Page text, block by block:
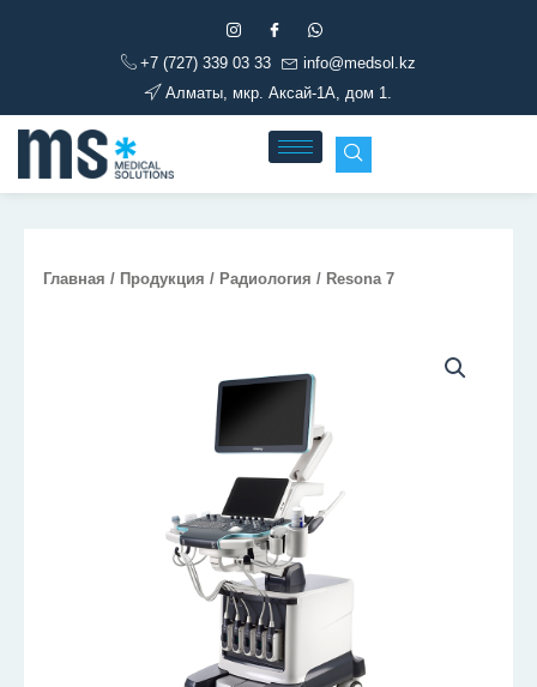
+7 (727) 339 03 33
info@medsol.kz
Алматы, мкр. Аксай-1А, дом 1.
Главная / Продукция / Радиология / Resona 7